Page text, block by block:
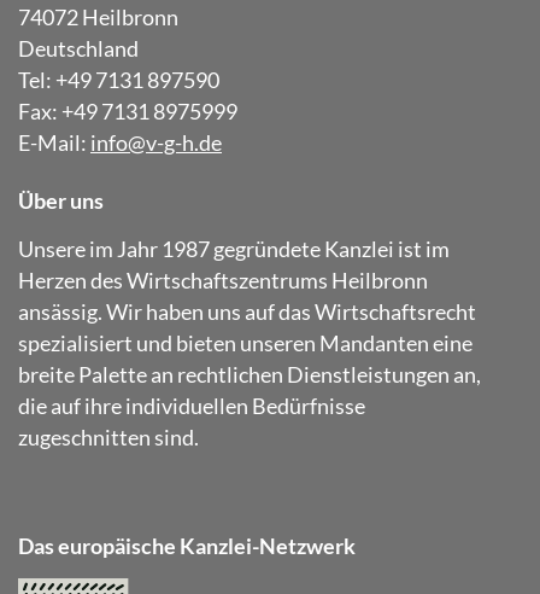
74072 Heilbronn
Deutschland
Tel: +49 7131 897590
Fax: +49 7131 8975999
E-Mail: info@v-g-h.de
Über uns
Unsere im Jahr 1987 gegründete Kanzlei ist im
Herzen des Wirtschaftszentrums Heilbronn
ansässig. Wir haben uns auf das Wirtschaftsrecht
spezialisiert und bieten unseren Mandanten eine
breite Palette an rechtlichen Dienstleistungen an,
die auf ihre individuellen Bedürfnisse
zugeschnitten sind.
Das europäische Kanzlei-Netzwerk